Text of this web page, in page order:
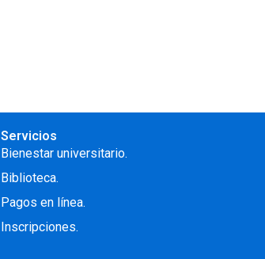
Servicios
Bienestar universitario.
Biblioteca.
Pagos en línea.
Inscripciones.